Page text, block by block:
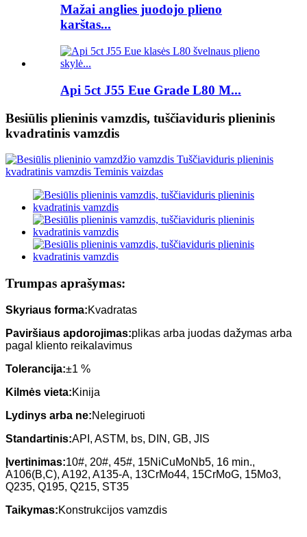
Mažai anglies juodojo plieno
karštas...
Api 5ct J55 Eue Grade L80 M...
Besiūlis plieninis vamzdis, tuščiaviduris plieninis
kvadratinis vamzdis
Trumpas aprašymas:
Skyriaus forma:Kvadratas
Paviršiaus apdorojimas:plikas arba juodas dažymas arba
pagal kliento reikalavimus
Tolerancija:±1 %
Kilmės vieta:Kinija
Lydinys arba ne:Nelegiruoti
Standartinis:API, ASTM, bs, DIN, GB, JIS
Įvertinimas:10#, 20#, 45#, 15NiCuMoNb5, 16 min.,
A106(B,C), A192, A135-A, 13CrMo44, 15CrMoG, 15Mo3,
Q235, Q195, Q215, ST35
Taikymas:Konstrukcijos vamzdis